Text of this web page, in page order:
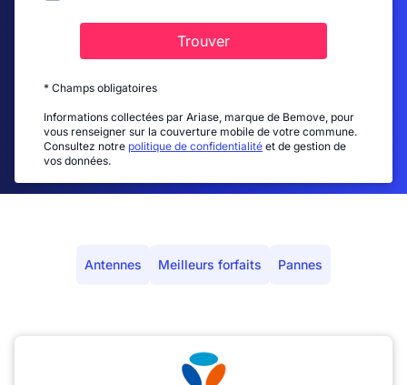
Trouver
* Champs obligatoires
Informations collectées par Ariase, marque de Bemove, pour
vous renseigner sur la couverture mobile de votre commune.
Consultez notre politique de confidentialité et de gestion de
vos données.
Antennes Meilleurs forfaits Pannes